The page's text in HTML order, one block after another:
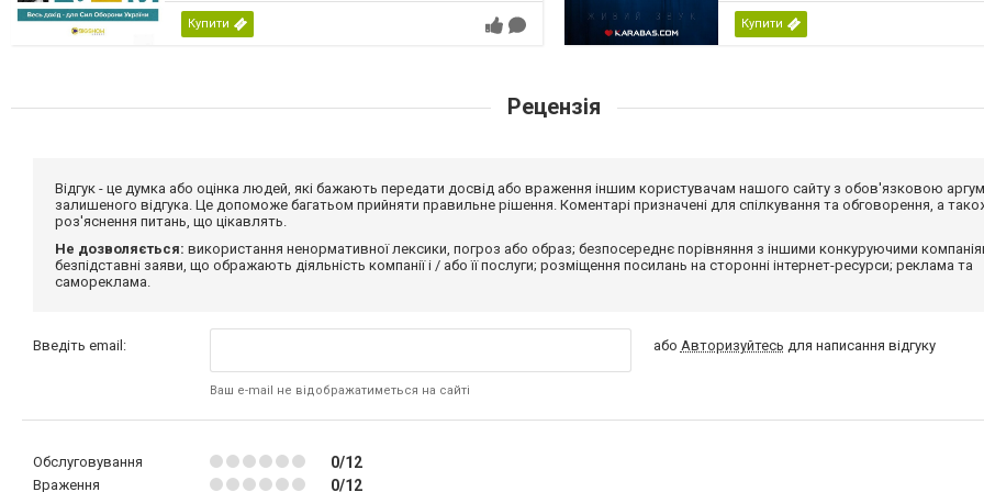
Купити Купити
Рецензія
Відгук - це думка або оцінка людей, які бажають передати досвід або враження іншим користувачам нашого сайту з обов'язковою
залишеного відгука. Це допоможе багатьом прийняти правильне рішення. Коментарі призначені для спілкування та обговорення, а
роз'яснення питань, що цікавлять.
Не дозволяється: використання ненормативної лексики, погроз або образ; безпосереднє порівняння з іншими конкуруючими
безпідставні заяви, що ображають діяльність компанії і / або її послуги; розміщення посилань на сторонні інтернет-ресурси; реклама та
самореклама.
Введіть email:
Ваш e-mail не відображатиметься на сайті
або Авторизуйтесь для написання відгуку
Обслуговування 0/12
Враження 0/12